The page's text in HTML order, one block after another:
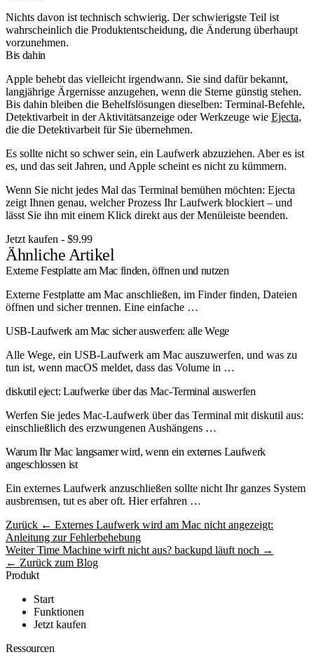
Nichts davon ist technisch schwierig. Der schwierigste Teil ist
wahrscheinlich die Produktentscheidung, die Änderung überhaupt
vorzunehmen.
Bis dahin
Apple behebt das vielleicht irgendwann. Sie sind dafür bekannt,
langjährige Ärgernisse anzugehen, wenn die Sterne günstig stehen.
Bis dahin bleiben die Behelfslösungen dieselben: Terminal-Befehle,
Detektivarbeit in der Aktivitätsanzeige oder Werkzeuge wie Ejecta,
die die Detektivarbeit für Sie übernehmen.
Es sollte nicht so schwer sein, ein Laufwerk abzuziehen. Aber es ist
es, und das seit Jahren, und Apple scheint es nicht zu kümmern.
Wenn Sie nicht jedes Mal das Terminal bemühen möchten: Ejecta
zeigt Ihnen genau, welcher Prozess Ihr Laufwerk blockiert – und
lässt Sie ihn mit einem Klick direkt aus der Menüleiste beenden.
Jetzt kaufen - $9.99
Ähnliche Artikel
Externe Festplatte am Mac finden, öffnen und nutzen
Externe Festplatte am Mac anschließen, im Finder finden, Dateien
öffnen und sicher trennen. Eine einfache …
USB-Laufwerk am Mac sicher auswerfen: alle Wege
Alle Wege, ein USB-Laufwerk am Mac auszuwerfen, und was zu
tun ist, wenn macOS meldet, dass das Volume in …
diskutil eject: Laufwerke über das Mac-Terminal auswerfen
Werfen Sie jedes Mac-Laufwerk über das Terminal mit diskutil aus:
einschließlich des erzwungenen Aushängens …
Warum Ihr Mac langsamer wird, wenn ein externes Laufwerk
angeschlossen ist
Ein externes Laufwerk anzuschließen sollte nicht Ihr ganzes System
ausbremsen, tut es aber oft. Hier erfahren …
Zurück ← Externes Laufwerk wird am Mac nicht angezeigt:
Anleitung zur Fehlerbehebung
Weiter Time Machine wirft nicht aus? backupd läuft noch →
← Zurück zum Blog
Produkt
Start
Funktionen
Jetzt kaufen
Ressourcen